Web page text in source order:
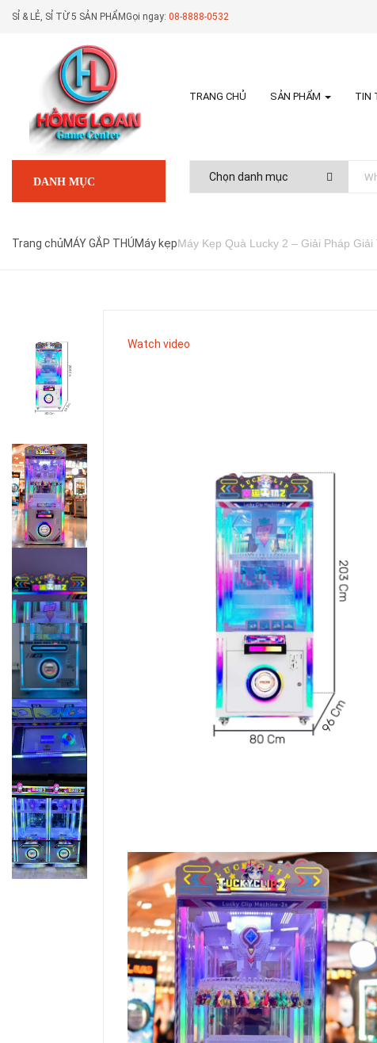
SỈ & LẺ, SỈ TỪ 5 SẢN PHẨM Gọi ngay: 08-8888-0532
TRANG CHỦ SẢN PHẨM TIN
DANH MỤC
Trang chủMÁY GẮP THÚMáy kẹpMáy Kẹp Quà Lucky 2 – Giải Pháp
Watch video